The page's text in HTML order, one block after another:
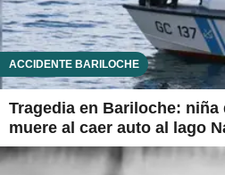
ACCIDENTE BARILOCHE
Tragedia en Bariloche: niña
muere al caer auto al lago